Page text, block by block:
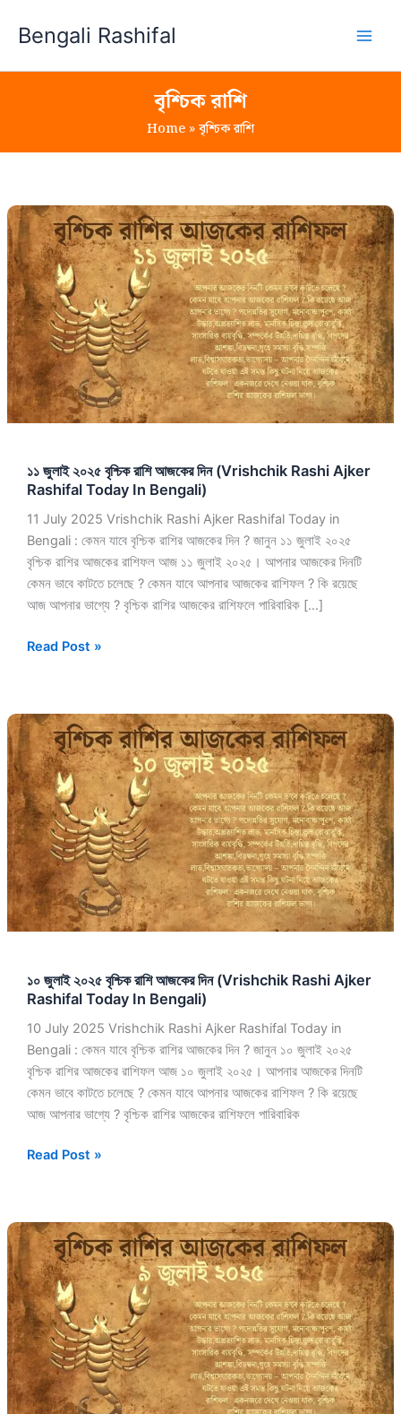
Bengali Rashifal
বৃশ্চিক রাশি
Home বৃশ্চিক রাশি
১১ জুলাই ২০২৫ বৃশ্চিক রাশি আজকের দিন (Vrishchik Rashi Ajker
Rashifal Today In Bengali)
11 July 2025 Vrishchik Rashi Ajker Rashifal Today in
Bengali : কেমন যাবে বৃশ্চিক রাশির আজকের দিন ? জানুন ১১ জুলাই ২০২৫
বৃশ্চিক রাশির আজকের রাশিফল আজ ১১ জুলাই ২০২৫। আপনার আজকের দিনটি
কেমন ভাবে কাটতে চলেছে ? কেমন যাবে আপনার আজকের রাশিফল ? কি রয়েছে
আজ আপনার ভাগ্যে ? বৃশ্চিক রাশির আজকের রাশিফলে পারিবারিক […]
১১
জুলাই
২০২৫
বৃশ্চিক
রাশি
আজকের
দিন
(Vrishchik
Rashi
Ajker
In
Bengali)
Read Post »
১০ জুলাই ২০২৫ বৃশ্চিক রাশি আজকের দিন (Vrishchik Rashi Ajker
Rashifal Today In Bengali)
10 July 2025 Vrishchik Rashi Ajker Rashifal Today in
Bengali : কেমন যাবে বৃশ্চিক রাশির আজকের দিন ? জানুন ১০ জুলাই ২০২৫
বৃশ্চিক রাশির আজকের রাশিফল আজ ১০ জুলাই ২০২৫। আপনার আজকের দিনটি
কেমন ভাবে কাটতে চলেছে ? কেমন যাবে আপনার আজকের রাশিফল ? কি রয়েছে
আজ আপনার ভাগ্যে ? বৃশ্চিক রাশির আজকের রাশিফলে পারিবারিক
১০
জুলাই
২০২৫
বৃশ্চিক
রাশি
আজকের
দিন
(Vrishchik
Rashi
Ajker
In
Bengali)
Read Post »
৯
জুলাই
২০২৫
বৃশ্চিক
রাশি
আজকের
দিন
(Vrishchik
Rashi